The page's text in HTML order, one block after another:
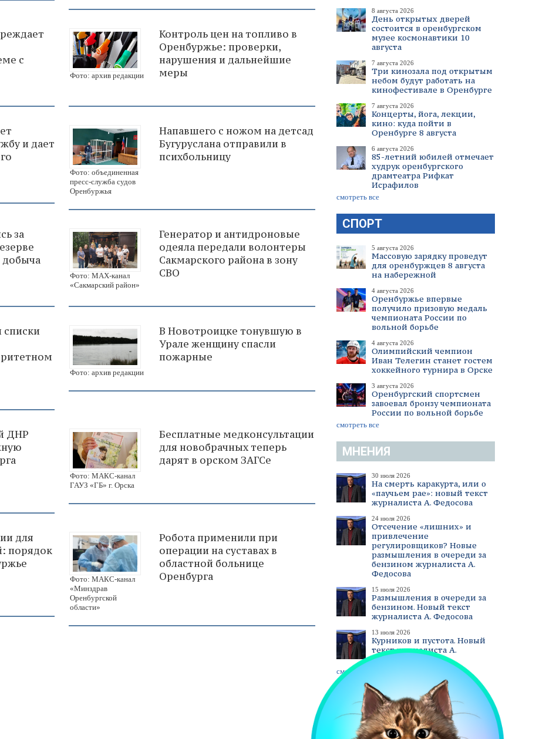
8 августа 2026
День открытых дверей
состоится в оренбургском
музее космонавтики 10
августа
7 августа 2026
Три кинозала под открытым
небом будут работать на
кинофестивале в Оренбурге
7 августа 2026
Концерты, йога, лекции,
кино: куда пойти в
Оренбурге 8 августа
6 августа 2026
85-летний юбилей отмечает
худрук оренбургского
драмтеатра Рифкат
Исрафилов
смотреть все
СПОРТ
5 августа 2026
Массовую зарядку проведут
для оренбуржцев 8 августа
на набережной
4 августа 2026
Оренбуржье впервые
получило призовую медаль
чемпионата России по
вольной борьбе
4 августа 2026
Олимпийский чемпион
Иван Телегин станет гостем
хоккейного турнира в Орске
3 августа 2026
Оренбургский спортсмен
завоевал бронзу чемпионата
России по вольной борьбе
смотреть все
МНЕНИЯ
30 июля 2026
На смерть каракурта, или о
«паучьем рае»: новый текст
журналиста А. Федосова
24 июля 2026
Отсечение «лишних» и
привлечение
регулировщиков? Новые
размышления в очереди за
бензином журналиста А.
Федосова
15 июля 2026
Размышления в очереди за
бензином. Новый текст
журналиста А. Федосова
13 июля 2026
Курников и пустота. Новый
текст журналиста А.
Федосова
смотреть все
с
Фото: архив редакции
Контроль цен на топливо в
Оренбуржье: проверки,
нарушения и дальнейшие
меры
и дает
Фото: объединенная
пресс-служба судов
Оренбуржья
Напавшего с ножом на детсад
Бугуруслана отправили в
психбольницу
за
добыча
Фото: МАХ-канал
«Сакмарский район»
Генератор и антидроновые
одеяла передали волонтеры
Сакмарского района в зону
СВО
списки
Фото: архив редакции
В Новотроицке тонувшую в
Урале женщину спасли
пожарные
ДНР
Фото: МАКС-канал
ГАУЗ «ГБ» г. Орска
Бесплатные медконсультации
для новобрачных теперь
дарят в орском ЗАГСе
для
порядок
Фото: МАКС-канал
«Минздрав
Оренбургской
области»
Робота применили при
операции на суставах в
областной больнице
Оренбурга